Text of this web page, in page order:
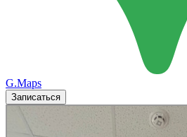
G.Maps
Записаться